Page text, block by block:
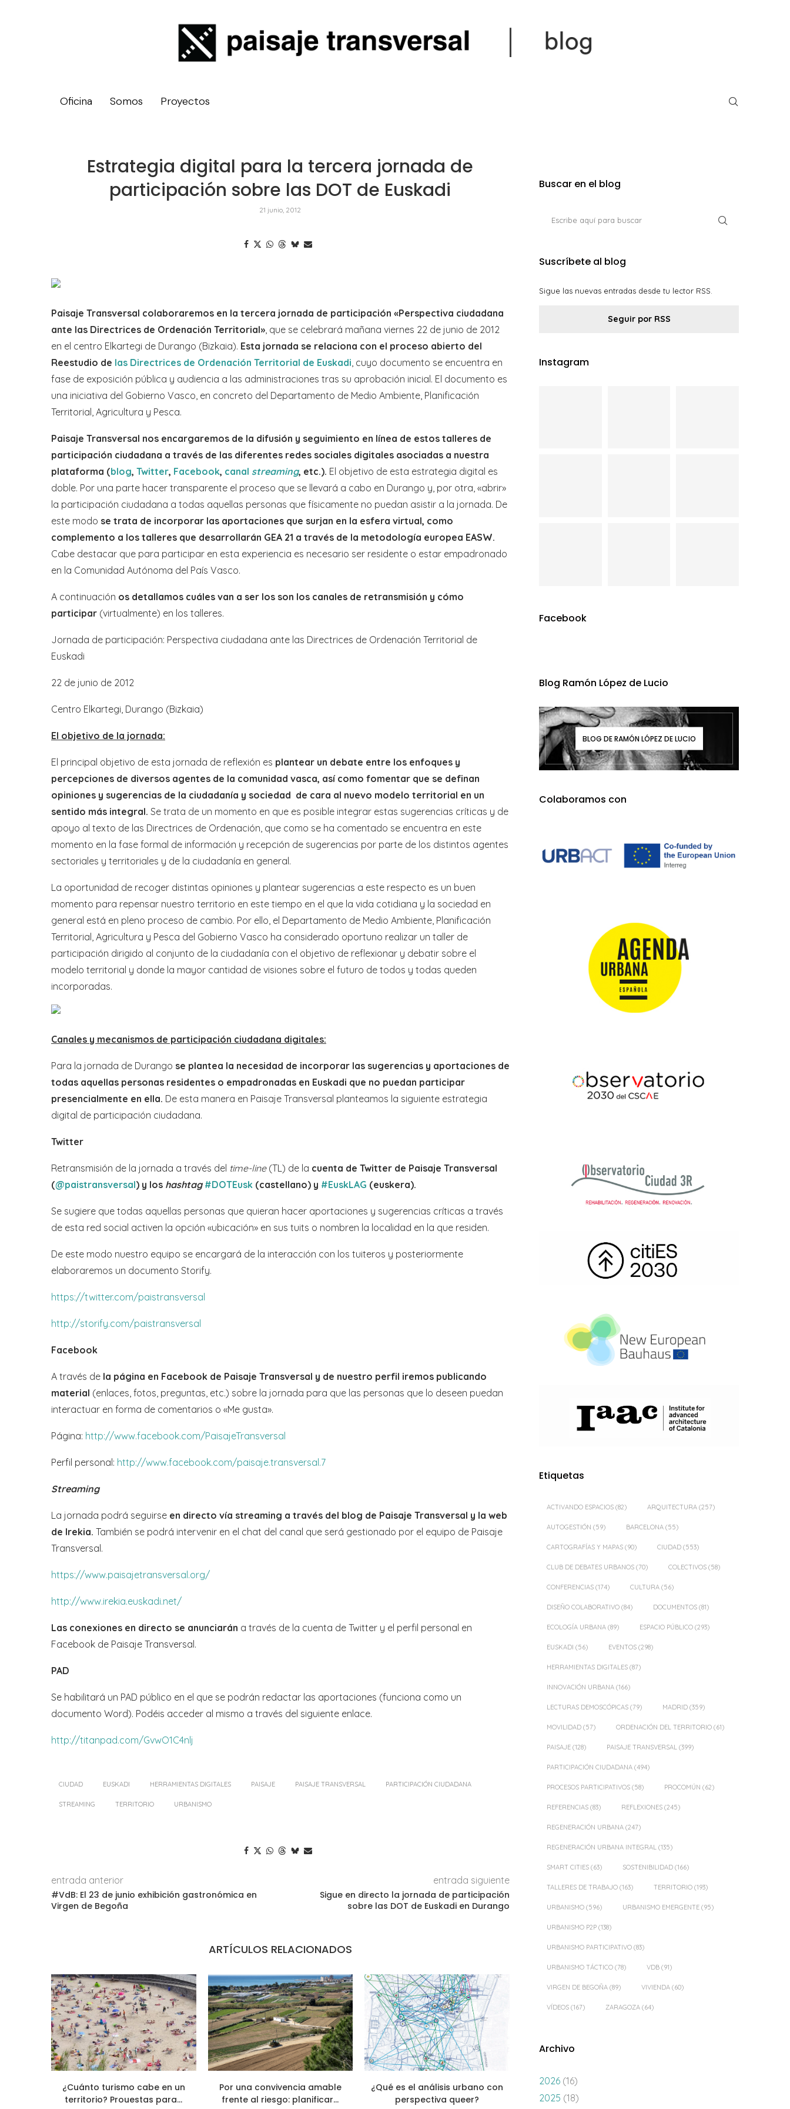
Oficina Somos Proyectos
Estrategia digital para la tercera jornada de
participación sobre las DOT de Euskadi
21 junio, 2012
Paisaje Transversal colaboraremos en la tercera jornada de participación «Perspectiva ciudadana
ante las Directrices de Ordenación Territorial» , que se celebrará mañana viernes 22 de junio de 2012
en el centro Elkartegi de Durango (Bizkaia). Esta jornada se relaciona con el proceso abierto del
Reestudio de las Directrices de Ordenación Territorial de Euskadi , cuyo documento se encuentra en
fase de exposición pública y audiencia a las administraciones tras su aprobación inicial. El documento es
una iniciativa del Gobierno Vasco, en concreto del Departamento de Medio Ambiente, Planificación
Territorial, Agricultura y Pesca.
Paisaje Transversal nos encargaremos de la difusión y seguimiento en línea de estos talleres de
participación ciudadana a través de las diferentes redes sociales digitales asociadas a nuestra
plataforma (blog, Twitter, Facebook, canal streaming, etc.). El objetivo de esta estrategia digital es
doble. Por una parte hacer transparente el proceso que se llevará a cabo en Durango y, por otra, «abrir»
la participación ciudadana a todas aquellas personas que físicamente no puedan asistir a la jornada. De
este modo se trata de incorporar las aportaciones que surjan en la esfera virtual, como
complemento a los talleres que desarrollarán GEA 21 a través de la metodología europea EASW.
Cabe destacar que para participar en esta experiencia es necesario ser residente o estar empadronado
en la Comunidad Autónoma del País Vasco.
A continuación os detallamos cuáles van a ser los son los canales de retransmisión y cómo
participar (virtualmente) en los talleres.
Jornada de participación: Perspectiva ciudadana ante las Directrices de Ordenación Territorial de
Euskadi
22 de junio de 2012
Centro Elkartegi, Durango (Bizkaia)
El objetivo de la jornada:
El principal objetivo de esta jornada de reflexión es plantear un debate entre los enfoques y
percepciones de diversos agentes de la comunidad vasca, así como fomentar que se definan
opiniones y sugerencias de la ciudadanía y sociedad de cara al nuevo modelo territorial en un
sentido más integral. Se trata de un momento en que es posible integrar estas sugerencias críticas y de
apoyo al texto de las Directrices de Ordenación, que como se ha comentado se encuentra en este
momento en la fase formal de información y recepción de sugerencias por parte de los distintos agentes
sectoriales y territoriales y de la ciudadanía en general.
La oportunidad de recoger distintas opiniones y plantear sugerencias a este respecto es un buen
momento para repensar nuestro territorio en este tiempo en el que la vida cotidiana y la sociedad en
general está en pleno proceso de cambio. Por ello, el Departamento de Medio Ambiente, Planificación
Territorial, Agricultura y Pesca del Gobierno Vasco ha considerado oportuno realizar un taller de
participación dirigido al conjunto de la ciudadanía con el objetivo de reflexionar y debatir sobre el
modelo territorial y donde la mayor cantidad de visiones sobre el futuro de todos y todas queden
incorporadas.
Canales y mecanismos de participación ciudadana digitales:
Para la jornada de Durango se plantea la necesidad de incorporar las sugerencias y aportaciones de
todas aquellas personas residentes o empadronadas en Euskadi que no puedan participar
presencialmente en ella. De esta manera en Paisaje Transversal planteamos la siguiente estrategia
digital de participación ciudadana.
Twitter
Retransmisión de la jornada a través del time-line(TL) de la cuenta de Twitter de Paisaje Transversal
(@paistransversal) y los hashtag #DOTEusk (castellano) y #EuskLAG (euskera).
Se sugiere que todas aquellas personas que quieran hacer aportaciones y sugerencias críticas a través
de esta red social activen la opción «ubicación» en sus tuits o nombren la localidad en la que residen.
De este modo nuestro equipo se encargará de la interacción con los tuiteros y posteriormente
elaboraremos un documento Storify.
https://twitter.com/paistransversal
http://storify.com/paistransversal
Facebook
A través de la página en Facebook de Paisaje Transversal y de nuestro perfil iremos publicando
material (enlaces, fotos, preguntas, etc.) sobre la jornada para que las personas que lo deseen puedan
interactuar en forma de comentarios o «Me gusta».
Página: http://www.facebook.com/PaisajeTransversal
Perfil personal: http://www.facebook.com/paisaje.transversal.7
Streaming
La jornada podrá seguirse en directo vía streaming a través del blog de Paisaje Transversal y la web
de Irekia. También se podrá intervenir en el chat del canal que será gestionado por el equipo de Paisaje
Transversal.
https://www.paisajetransversal.org/
http://www.irekia.euskadi.net/
Las conexiones en directo se anunciarán a través de la cuenta de Twitter y el perfil personal en
Facebook de Paisaje Transversal.
PAD
Se habilitará un PAD público en el que se podrán redactar las aportaciones (funciona como un
documento Word). Podéis acceder al mismo a través del siguiente enlace.
http://titanpad.com/GvwO1C4nlj
CIUDAD EUSKADI HERRAMIENTAS DIGITALES PAISAJE PAISAJE TRANSVERSAL PARTICIPACIÓN CIUDADANA
STREAMING TERRITORIO URBANISMO
entrada anterior
#VdB: El 23 de junio exhibición gastronómica en
Virgen de Begoña
entrada siguiente
Sigue en directo la jornada de participación
sobre las DOT de Euskadi en Durango
ARTÍCULOS RELACIONADOS
¿Cuánto turismo cabe en un
territorio? Prouestas para...
Por una convivencia amable
frente al riesgo: planificar...
¿Qué es el análisis urbano con
perspectiva queer?
Buscar en el blog
Suscríbete al blog
Sigue las nuevas entradas desde tu lector RSS.
Seguir por RSS
Instagram
Facebook
Blog Ramón López de Lucio
BLOG DE RAMÓN LÓPEZ DE LUCIO
Colaboramos con
Etiquetas
ACTIVANDO ESPACIOS (82) ARQUITECTURA (257)
AUTOGESTIÓN (59) BARCELONA (55)
CARTOGRAFÍAS Y MAPAS (90) CIUDAD (553)
CLUB DE DEBATES URBANOS (70) COLECTIVOS (58)
CONFERENCIAS (174) CULTURA (56)
DISEÑO COLABORATIVO (84) DOCUMENTOS (81)
ECOLOGÍA URBANA (89) ESPACIO PÚBLICO (293)
EUSKADI (56) EVENTOS (298)
HERRAMIENTAS DIGITALES (87)
INNOVACIÓN URBANA (166)
LECTURAS DEMOSCÓPICAS (79) MADRID (359)
MOVILIDAD (57) ORDENACIÓN DEL TERRITORIO (61)
PAISAJE (128) PAISAJE TRANSVERSAL (399)
PARTICIPACIÓN CIUDADANA (494)
PROCESOS PARTICIPATIVOS (58) PROCOMÚN (62)
REFERENCIAS (83) REFLEXIONES (245)
REGENERACIÓN URBANA (247)
REGENERACIÓN URBANA INTEGRAL (135)
SMART CITIES (63) SOSTENIBILIDAD (166)
TALLERES DE TRABAJO (163) TERRITORIO (193)
URBANISMO (596) URBANISMO EMERGENTE (95)
URBANISMO P2P (138)
URBANISMO PARTICIPATIVO (83)
URBANISMO TÁCTICO (78) VDB (91)
VIRGEN DE BEGOÑA (89) VIVIENDA (60)
VÍDEOS (167) ZARAGOZA (64)
Archivo
2026 (16)
2025 (18)